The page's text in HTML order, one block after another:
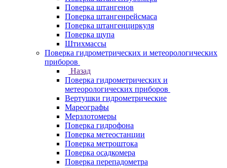
Поверка штангенов
Поверка штангенрейсмаса
Поверка штангенциркуля
Поверка щупа
Штихмассы
Поверка гидрометрических и метеорологических
приборов
Назад
Поверка гидрометрических и
метеорологических приборов
Вертушки гидрометрические
Мареографы
Мерзлотомеры
Поверка гидрофона
Поверка метеостанции
Поверка метроштока
Поверка осадкомера
Поверка перепадометра